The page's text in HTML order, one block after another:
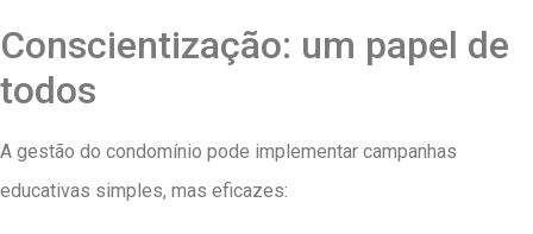
Conscientização: um papel de
todos
A gestão do condomínio pode implementar campanhas
educativas simples, mas eficazes: